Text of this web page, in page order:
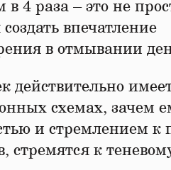
раза – это не
впечатление
в отмывании
действительно
схемах, зачем
и стремлением к
к